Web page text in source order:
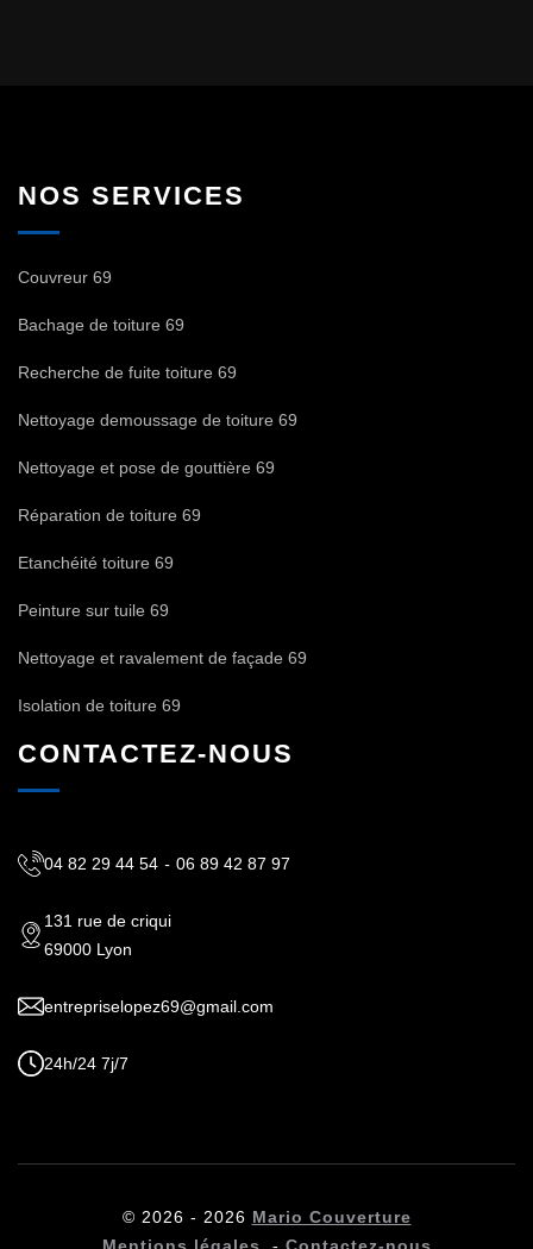
NOS SERVICES
Couvreur 69
Bachage de toiture 69
Recherche de fuite toiture 69
Nettoyage demoussage de toiture 69
Nettoyage et pose de gouttière 69
Réparation de toiture 69
Etanchéité toiture 69
Peinture sur tuile 69
Nettoyage et ravalement de façade 69
Isolation de toiture 69
CONTACTEZ-NOUS
04 82 29 44 54 - 06 89 42 87 97
131 rue de criqui
69000 Lyon
entrepriselopez69@gmail.com
24h/24 7j/7
© 2026 - 2026 Mario Couverture
Mentions légales - Contactez-nous